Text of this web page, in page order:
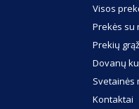
Visos
Prekės su
Prekių
Dovanų
Svetainės
Kontaktai